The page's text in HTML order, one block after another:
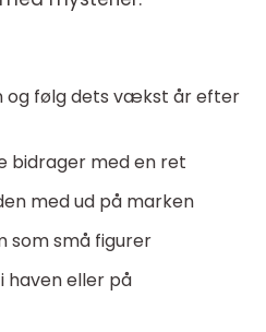
følg dets vækst år efter
bidrager med en ret
med ud på marken
som små figurer
haven eller på